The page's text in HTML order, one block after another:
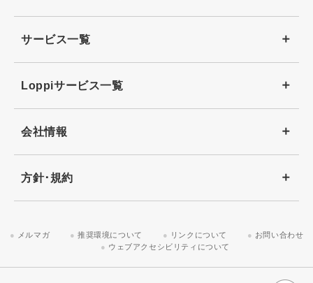
サービス一覧
Loppiサービス一覧
会社情報
方針･規約
メルマガ 推奨環境について リンクについて
お問い合わせ
ウェブアクセシビリティについて